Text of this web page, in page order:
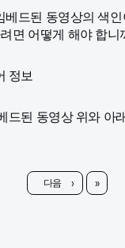
베드된 동영상의 색
면 어떻게 해야 합니
정보
드된 동영상 위와 아
다음 › 마지막
»